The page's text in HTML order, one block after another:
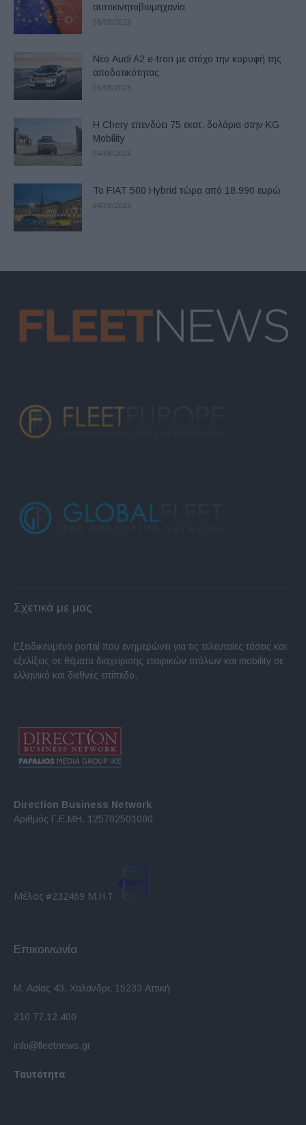
αυτοκινητοβιομηχανία
06/08/2026
Νέο Audi A2 e-tron με στόχο την κορυφή της
αποδοτικότητας
05/08/2026
Η Chery επενδύει 75 εκατ. δολάρια στην KG
Mobility
04/08/2026
Το FIAT 500 Hybrid τώρα από 18.990 ευρώ
04/08/2026
Σχετικά με μας
Εξειδικευμένο portal που ενημερώνει για τις τελευταίες τάσεις και
εξελίξεις σε θέματα διαχείρισης εταιρικών στόλων και mobility σε
ελληνικό και διεθνές επίπεδο.
Direction Business Network
Αριθμός Γ.Ε.ΜΗ. 125702501000
Μέλος #232469 Μ.Η.Τ.
Επικοινωνία
Μ. Ασίας 43, Χαλάνδρι, 15233 Αττική
210 77.12.400
info@fleetnews.gr
Ταυτότητα